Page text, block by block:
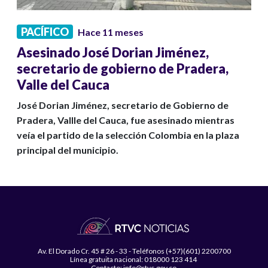
PACÍFICO Hace 11 meses
Asesinado José Dorian Jiménez,
secretario de gobierno de Pradera,
Valle del Cauca
José Dorian Jiménez, secretario de Gobierno de
Pradera, Vallle del Cauca, fue asesinado mientras
veía el partido de la selección Colombia en la plaza
principal del municipio.
Av. El Dorado Cr. 45 # 26 - 33 - Teléfonos (+57)(601) 2200700
Línea gratuita nacional: 018000 123 414